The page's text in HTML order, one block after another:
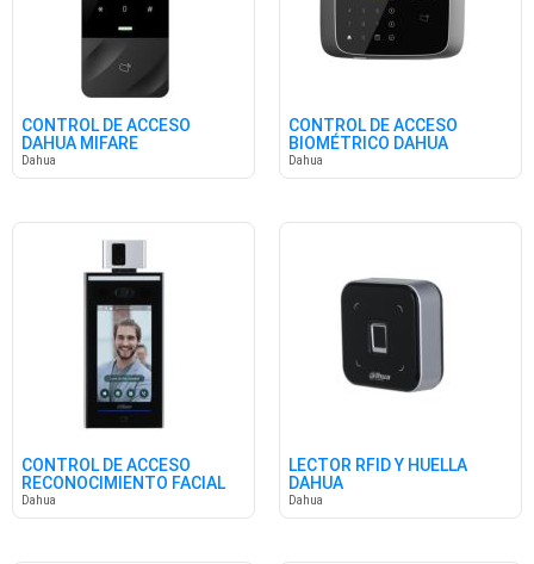
CONTROL DE ACCESO
DAHUA MIFARE
Dahua
CONTROL DE ACCESO
BIOMÉTRICO DAHUA
Dahua
CONTROL DE ACCESO
RECONOCIMIENTO FACIAL
DAHUA
Dahua
LECTOR RFID Y HUELLA
DAHUA
Dahua